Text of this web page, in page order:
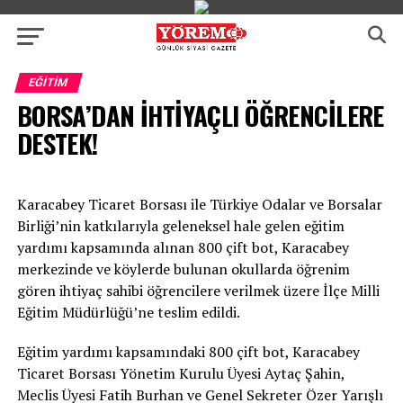
EĞITIM
BORSA’DAN İHTİYAÇLI ÖĞRENCİLERE
DESTEK!
Karacabey Ticaret Borsası ile Türkiye Odalar ve Borsalar
Birliği’nin katkılarıyla geleneksel hale gelen eğitim
yardımı kapsamında alınan 800 çift bot, Karacabey
merkezinde ve köylerde bulunan okullarda öğrenim
gören ihtiyaç sahibi öğrencilere verilmek üzere İlçe Milli
Eğitim Müdürlüğü’ne teslim edildi.
Eğitim yardımı kapsamındaki 800 çift bot, Karacabey
Ticaret Borsası Yönetim Kurulu Üyesi Aytaç Şahin,
Meclis Üyesi Fatih Burhan ve Genel Sekreter Özer Yarışlı
Go to mobile version